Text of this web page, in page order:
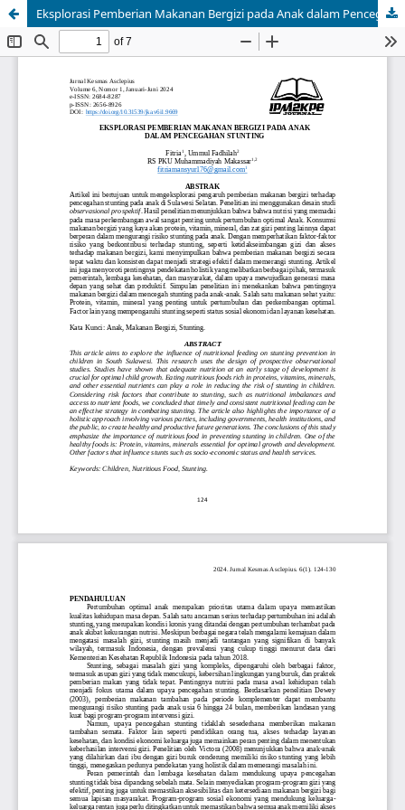
Eksplorasi Pemberian Makanan Bergizi pada Anak dalam Pencegahan Stunting